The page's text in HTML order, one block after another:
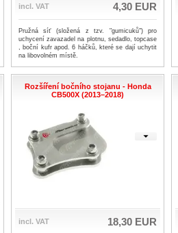
incl. VAT 4,30 EUR
Pružná síť (složená z tzv. "gumicuků") pro
uchycení zavazadel na plotnu, sedadlo, topcase
, boční kufr apod. 6 háčků, které se dají uchytit
na libovolném místě.
Rozšíření bočního stojanu - Honda
CB500X (2013–2018)
incl. VAT 18,30 EUR